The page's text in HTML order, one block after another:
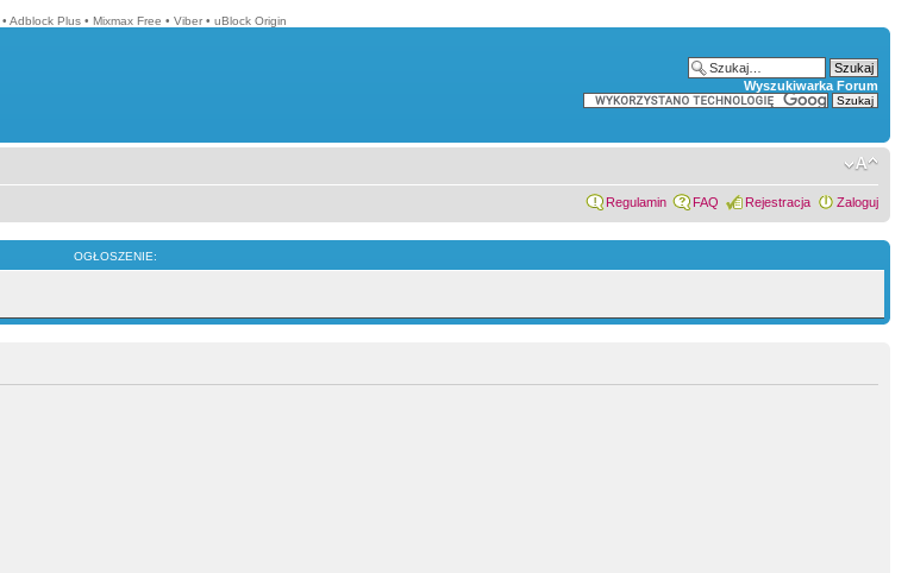
• Adblock Plus • Mixmax Free • Viber • uBlock Origin
Wyszukiwarka Forum
Regulamin FAQ Rejestracja Zaloguj
OGŁOSZENIE: